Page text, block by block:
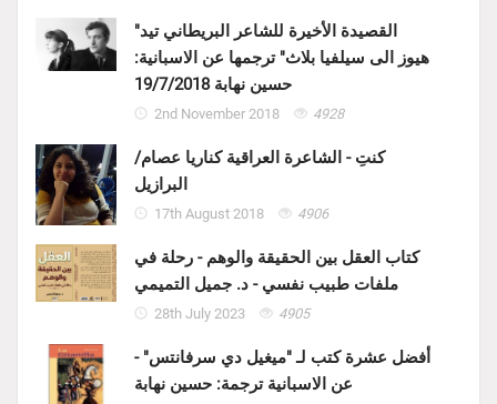
"القصيدة الأخيرة للشاعر البريطاني تيد
هيوز الى سيلفيا بلاث" ترجمها عن الاسبانية:
حسين نهابة 19/7/2018
2nd November 2018 4928
كنتِ - الشاعرة العراقية كناريا عصام/
البرازيل
17th August 2018 4906
كتاب العقل بين الحقيقة والوهم - رحلة في
ملفات طبيب نفسي - د. جميل التميمي
28th July 2023 4905
أفضل عشرة كتب لـ "ميغيل دي سرفانتس" -
عن الاسبانية ترجمة: حسين نهابة